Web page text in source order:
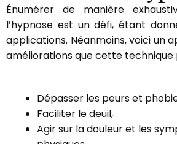
Énumérer de manière
l’hypnose est un défi, étant
applications. Néanmoins, voici un
améliorations que cette technique
Dépasser les peurs et
Faciliter le deuil,
Agir sur la douleur et les